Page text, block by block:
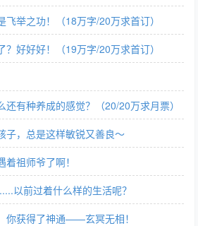
举之功！（18万字/20万求首订）
好好好！（19万字/20万求首订）
有种养成的感觉？（20/20万求月票）
子，总是这样敏锐又善良～
祖师爷了啊！
以前过着什么样的生活呢？
你获得了神通——玄冥无相！